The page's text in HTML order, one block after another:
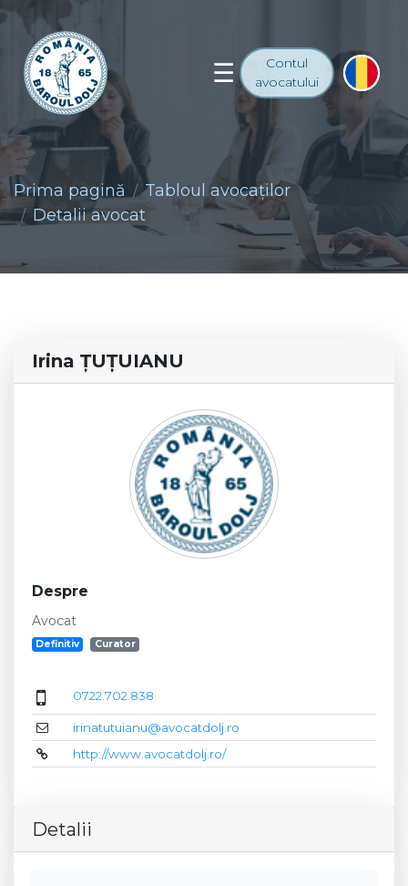
Contul
avocatului
Prima pagină
Tabloul avocaţilor
Detalii avocat
Irina ŢUŢUIANU
Despre
Avocat
Definitiv Curator
0722.702.838
irinatutuianu@avocatdolj.ro
http://www.avocatdolj.ro/
Detalii